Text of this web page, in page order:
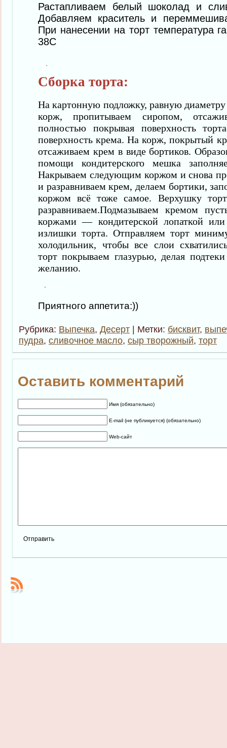
Растапливаем белый шоколад и
Добавляем краситель и
При нанесении на торт температура
38С
Сборка торта:
На картонную подложку, равную
корж, пропитываем сиропом,
полностью покрывая поверхность
поверхность крема. На корж, покрытый
отсаживаем крем в виде бортиков.
помощи кондитерского мешка
Накрываем следующим коржом и снова
и разравниваем крем, делаем бортики,
коржом всё тоже самое. Верхушку
разравниваем.Подмазываем кремом
коржами — кондитерской лопаткой
излишки торта. Отправляем торт
холодильник, чтобы все слои
торт покрываем глазурью, делая
желанию.
Приятного аппетита:))
Рубрика: Выпечка, Десерт | Метки: бисквит,
пудра, сливочное масло, сыр творожный, торт
Оставить комментарий
Имя (обязательно)
E-mail (не публикуется) (обязательно)
Web-сайт